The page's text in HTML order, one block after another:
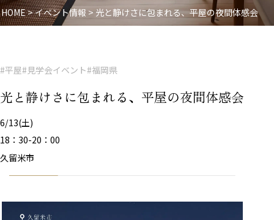
HOME>イベント情報 > 光と静けさに包まれる、平屋の夜間体感会
#平屋#見学会イベント#福岡県
光と静けさに包まれる、平屋の夜間体感会
6/13(土)
18：30-20：00
久留米市